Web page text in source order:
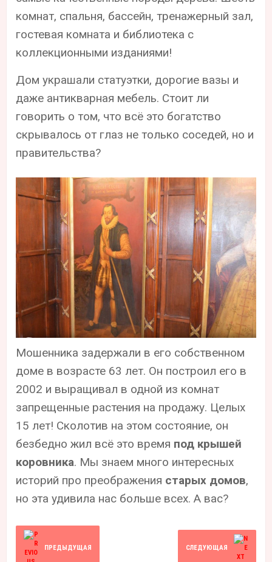
комнат, спальня, бассейн, тренажерный зал,
гостевая комната и библиотека с
коллекционными изданиями!
Дом украшали статуэтки, дорогие вазы и
даже антикварная мебель. Стоит ли
говорить о том, что всё это богатство
скрывалось от глаз не только соседей, но и
правительства?
Мошенника задержали в его собственном
доме в возрасте 63 лет. Он построил его в
2002 и выращивал в одной из комнат
запрещенные растения на продажу. Целых
15 лет! Сколотив на этом состояние, он
безбедно жил всё это время под крышей
коровника. Мы знаем много интересных
историй про преображения старых домов,
но эта удивила нас больше всех. А вас?
ПРЕДЫДУЩАЯ СЛЕДУЮЩАЯ